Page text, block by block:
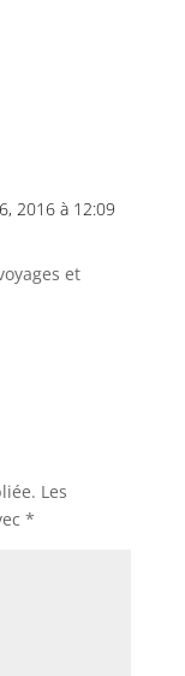
2016 à 12:09
et
Les
*